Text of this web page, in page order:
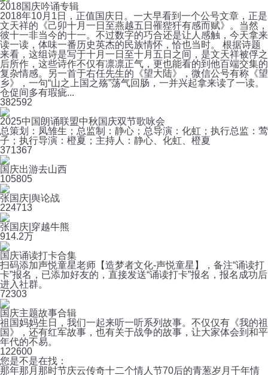
2018国庆吟诵专辑
2018年10月1日，正值国庆日。一大早看到一个公号文章，正是
文天祥的《己卯十月一日至燕越五日罹狴犴有感而赋》。当然，
彼十一非当今的十一。不过数字的巧合还是让人感触，今天拿来
读一读，体味一番历史英杰的民族情怀，恰也当时。 根据诗题
来看，这组诗是写于十月一日至十月五日之间，是文天祥被俘之
后所作，这些诗作不仅有凛凛正气，更也能看的到他百端交集的
复杂情感。另一首于右任先生的《望大陆》，微信公号有称《望
乡》，一句“山之上国之殇”荡气回肠，一并兴起拿来读了一读。
仓促间多有瑕疵...
382592
2025中国朗诵联盟中秋国庆双节歌咏会
总策划：凤雏生；总监制：静心；总导演：化虹；执行总监：莺
子；执行导演：橙夏；主持人：静心、化虹、橙夏
371367
国庆出游去山西
105805
张国庆|舆论战
224713
张国庆|穿越牛熊
914.2万
国庆诵读打卡合集
扫码添加声悦童星老师【造梦者文化-声悦童星】，备注“诵读打
卡”报名，已添加好友的，直接发送“诵读打卡”报名，报名成功后
进入社群。
72303
国庆主题故事合辑
祖国妈妈生日，我们一起来听一听系列故事。不仅仅有《我的祖
国》，还有红军故事，也有关于战争的故事，让大家体会到和平
年代的不易。
122600
您是不是在找：
那年那月那时节庆云传奇十二个情人节70后的青葱岁月 千年情